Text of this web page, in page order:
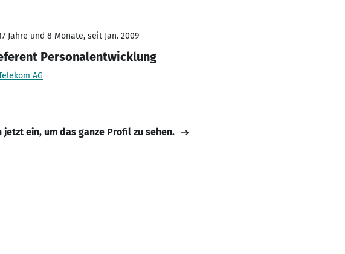
Jahre und 8 Monate, seit Jan. 2009
Personalentwicklung
AG
jetzt ein, um das ganze Profil zu sehen.